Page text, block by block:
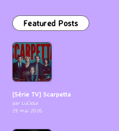
Featured Posts
[Série TV] Scarpetta
par LuCioLe
29 mai 2026